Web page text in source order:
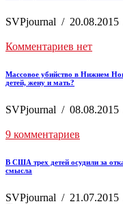
SVPjournal / 20.08.2015
Комментариев нет
Массовое убийство в Нижнем
детей, жену и мать?
SVPjournal / 08.08.2015
9 комментариев
В США трех детей осудили за
смысла
SVPjournal / 21.07.2015